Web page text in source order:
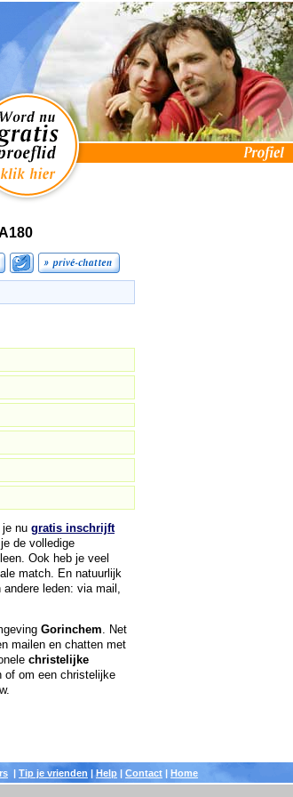
je nu gratis inschrijft
de volledige
Ook heb je veel
match. En natuurlijk
leden: via mail,
Gorinchem. Net
mailen en chatten met
christelijke
of om een christelijke
| Tip je vrienden | Help | Contact | Home